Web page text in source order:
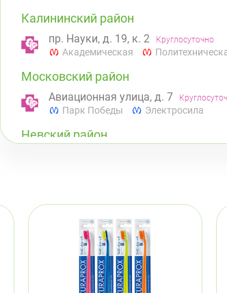
Калининский район
пр. Науки, д. 19, к. 2 Круглосуточно
Академическая
Московский район
Авиационная улица, д. 7
Парк Победы Электросила
Невский район
Круглосуточно
Комендантский пр.